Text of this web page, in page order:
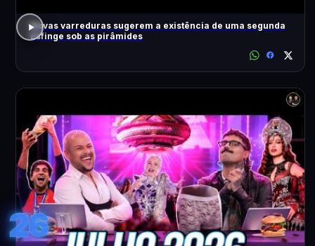
Novas varreduras sugerem a existência de uma segunda
Esfinge sob as pirâmides
26